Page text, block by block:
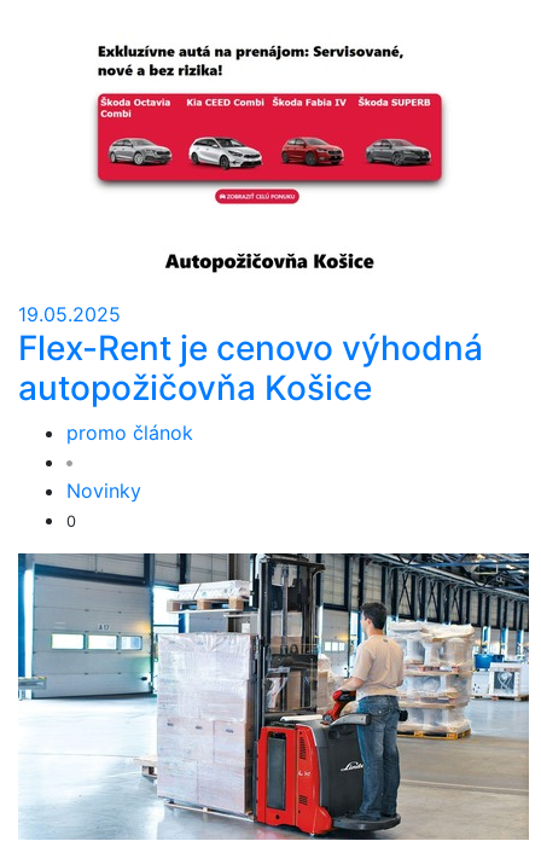
19.05.2025
Flex-Rent je cenovo výhodná
autopožičovňa Košice
promo článok
Novinky
0